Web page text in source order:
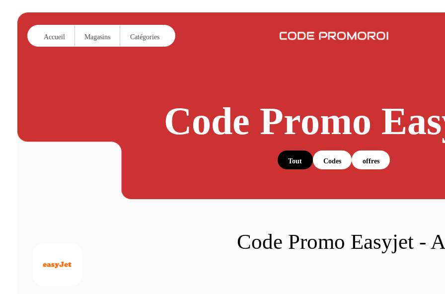
Accueil Magasins Catégories
Code Promo
Tout Codes offres
Code Promo Easyjet -